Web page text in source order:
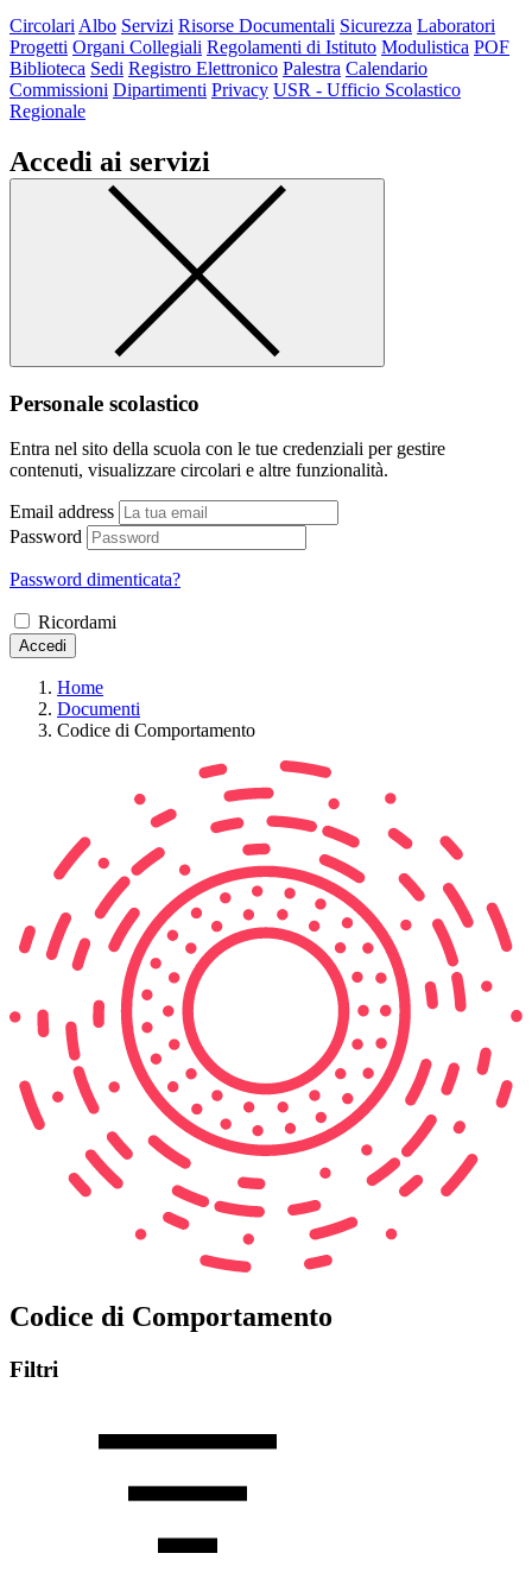
Circolari Albo Servizi Risorse Documentali Sicurezza Laboratori
Progetti Organi Collegiali Regolamenti di Istituto Modulistica POF
Biblioteca Sedi Registro Elettronico Palestra Calendario
Commissioni Dipartimenti Privacy USR - Ufficio Scolastico
Regionale
Accedi ai servizi
Personale scolastico
Entra nel sito della scuola con le tue credenziali per gestire
contenuti, visualizzare circolari e altre funzionalità.
Email address
Password
Password dimenticata?
Ricordami
Accedi
Home
Documenti
Codice di Comportamento
Codice di Comportamento
Filtri